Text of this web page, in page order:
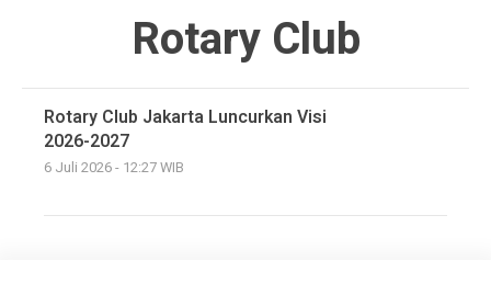
Rotary Club
Rotary Club Jakarta Luncurkan Visi
2026-2027
6 Juli 2026 - 12:27 WIB